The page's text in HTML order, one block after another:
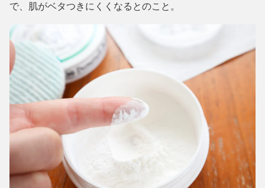
で、肌がベタつきにくくなるとのこと。